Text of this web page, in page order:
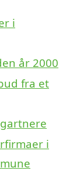
i
år 2000
fra et
i